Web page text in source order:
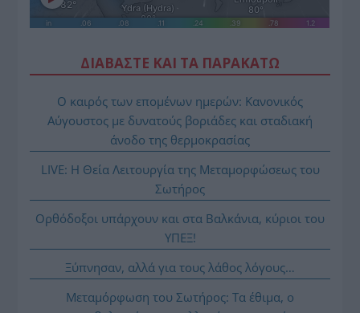
ΔΙΑΒΑΣΤΕ ΚΑΙ ΤΑ ΠΑΡΑΚΑΤΩ
Ο καιρός των επομένων ημερών: Κανονικός
Αύγουστος με δυνατούς βοριάδες και σταδιακή
άνοδο της θερμοκρασίας
LIVE: Η Θεία Λειτουργία της Μεταμορφώσεως του
Σωτήρος
Ορθόδοξοι υπάρχουν και στα Βαλκάνια, κύριοι του
ΥΠΕΞ!
Ξύπνησαν, αλλά για τους λάθος λόγους…
Μεταμόρφωση του Σωτήρος: Τα έθιμα, ο